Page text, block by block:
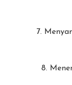
7.
8.